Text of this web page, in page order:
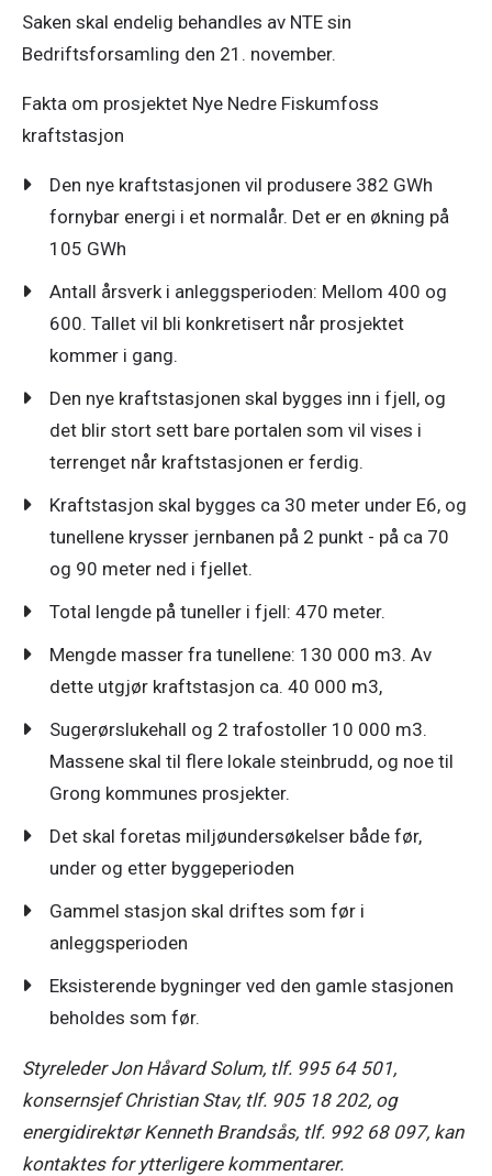
Saken skal endelig behandles av NTE sin
Bedriftsforsamling den 21. november.
Fakta om prosjektet Nye Nedre Fiskumfoss
kraftstasjon
Den nye kraftstasjonen vil produsere 382 GWh
fornybar energi i et normalår. Det er en økning på
105 GWh
Antall årsverk i anleggsperioden: Mellom 400 og
600. Tallet vil bli konkretisert når prosjektet
kommer i gang.
Den nye kraftstasjonen skal bygges inn i fjell, og
det blir stort sett bare portalen som vil vises i
terrenget når kraftstasjonen er ferdig.
Kraftstasjon skal bygges ca 30 meter under E6, og
tunellene krysser jernbanen på 2 punkt - på ca 70
og 90 meter ned i fjellet.
Total lengde på tuneller i fjell: 470 meter.
Mengde masser fra tunellene: 130 000 m3. Av
dette utgjør kraftstasjon ca. 40 000 m3,
Sugerørslukehall og 2 trafostoller 10 000 m3.
Massene skal til flere lokale steinbrudd, og noe til
Grong kommunes prosjekter.
Det skal foretas miljøundersøkelser både før,
under og etter byggeperioden
Gammel stasjon skal driftes som før i
anleggsperioden
Eksisterende bygninger ved den gamle stasjonen
Styreleder Jon Håvard Solum, tlf. 995 64 501,
konsernsjef Christian Stav, tlf. 905 18 202, og
energidirektør Kenneth Brandsås, tlf. 992 68 097, kan
kontaktes for ytterligere kommentarer.